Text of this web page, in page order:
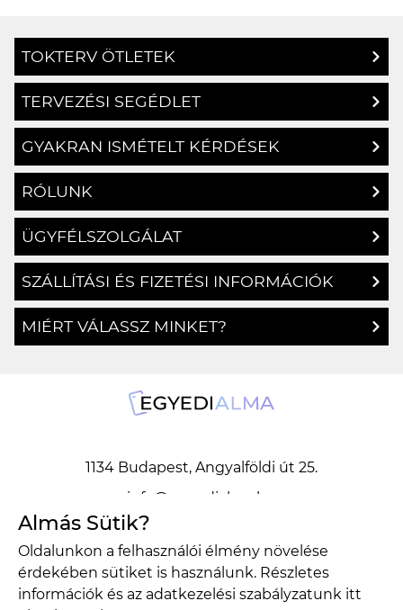
TOKTERV ÖTLETEK
TERVEZÉSI SEGÉDLET
GYAKRAN ISMÉTELT KÉRDÉSEK
RÓLUNK
ÜGYFÉLSZOLGÁLAT
SZÁLLÍTÁSI ÉS FIZETÉSI INFORMÁCIÓK
MIÉRT VÁLASSZ MINKET?
1134 Budapest, Angyalföldi út 25.
info@egyedialma.hu
1134 Budapest, Angyalföldi út 25.
info@egyedialma.hu
Almás Sütik?
Oldalunkon a felhasználói élmény növelése
érdekében sütiket is használunk. Részletes
információk és az adatkezelési szabályzatunk itt